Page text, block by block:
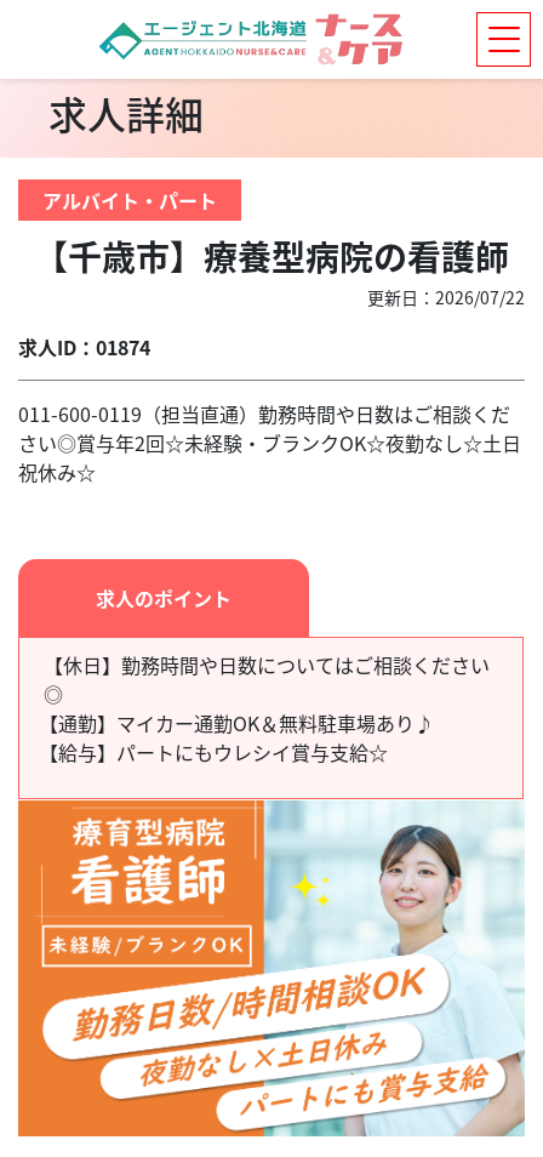
求人詳細
アルバイト・パート
【千歳市】療養型病院の看護師
求人ID：01874
更新日：2026/07/22
011-600-0119（担当直通）勤務時間や日数はご相談くだ
さい◎賞与年2回☆未経験・ブランクOK☆夜勤なし☆土日
祝休み☆
求人のポイント
【休日】勤務時間や日数についてはご相談ください
◎
【通勤】 マイカー通勤OK＆無料駐車場あり♪
【給与】 パートにもウレシイ賞与支給☆